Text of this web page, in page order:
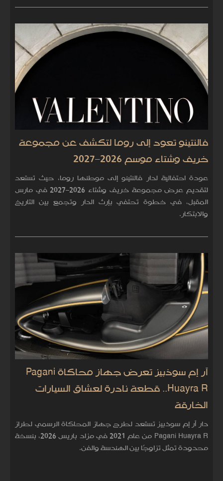
فالنتينو تعود إلى روما لتكشف عن مجموعة
خريف وشتاء موسم 2026–2027
عودة احتفالية لدار فالنتينو إلى موطنها روما، حيث تستعد
لتقديم عرض مجموعة خريف وشتاء 2026–2027 في مارس
المقبل، في خطوة تحتفي بإرث الدار وتجمع بين التاريخ
والابتكار.
آر إم سوذبيز تعرض جهاز محاكاة Pagani
Huayra R.. قطعة نادرة لعشاق السيارات
الخارقة
دار آر إم سوذبيز تستعد لطرح جهاز المحاكاة الرسمي لطراز
Pagani Huayra R من عام 2021 في مزاد باريس 2026، بنسخة
محدودة تمثل تزاوجًا بين الهندسة والفن.